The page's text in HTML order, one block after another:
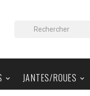
 
JANTES/ROUES